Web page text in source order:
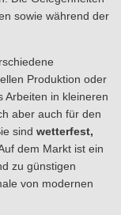
sowie während der
Produktion oder
Arbeiten in kleineren
aber auch für den
sind wetterfest,
Auf dem Markt ist ein
zu günstigen
von modernen